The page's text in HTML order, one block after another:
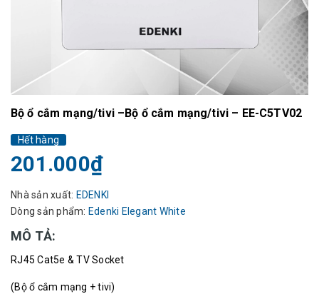
Bộ ổ cắm mạng/tivi –Bộ ổ cắm mạng/tivi – EE-C5TV02
Hết hàng
201.000₫
Nhà sản xuất: EDENKI
Dòng sản phẩm: Edenki Elegant White
MÔ TẢ:
RJ45 Cat5e & TV Socket
(Bộ ổ cắm mạng + tivi)